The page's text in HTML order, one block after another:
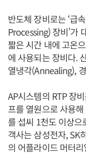
반도체 장비로는 ‘급
Processing) 장비’가
짧은 시간 내에 고온
에 사용되는 장비다.
열냉각(Annealing),
AP시스템의 RTP 장
프를 열원으로 사용
를 섭씨 1천도 이상
객사는 삼성전자, SK
의 어플라이드 머터